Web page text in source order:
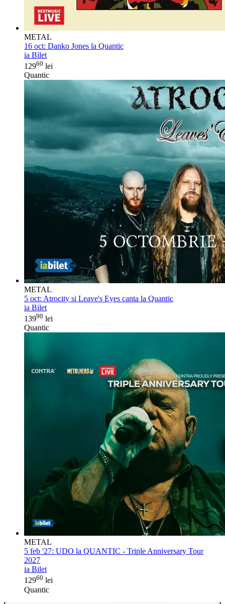
METAL
16 oct: Danko Jones la Quantic
ia Bilet
12960 lei
Quantic
METAL
5 oct: Atrocity si Leave's Eyes canta la Quantic
ia Bilet
13990 lei
Quantic
METAL
5 feb '27: UDO la QUANTIC - Triple Anniversary Tour
2027
ia Bilet
12960 lei
Quantic